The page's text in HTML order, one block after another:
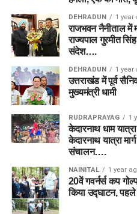
DEHRADUN 1 year
राजभवन नैनीताल में
राज्यपाल गुरमीत
संदेश….
DEHRADUN 1 year
उत्तराखंड में पूर्व
मुख्यमंत्री धामी
RUDRAPRAYAG 1
केदारनाथ धाम
केदारनाथ यात्रा
संचालन….
NAINITAL 1 year
20वें गवर्नर्स कप
किया उद्घाटन,